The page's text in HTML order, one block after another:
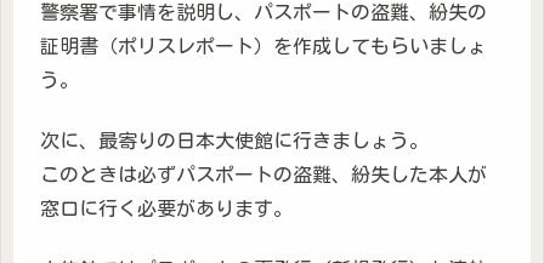
警察署で事情を説明し、パスポートの盗難、紛失の
証明書（ポリスレポート）を作成してもらいましょ
う。
次に、最寄りの日本大使館に行きましょう。
このときは必ずパスポートの盗難、紛失した本人が
窓口に行く必要があります。